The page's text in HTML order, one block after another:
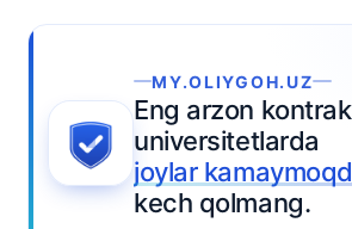
MY.OLIYGOH.UZ
arzon kontraktli
kamaymoqda—
qolmang.